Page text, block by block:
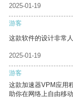
2025-01-19
游客
这款软件的设计非常
2025-01-19
游客
这款加速器VPM应用
助你在网络上自由移动